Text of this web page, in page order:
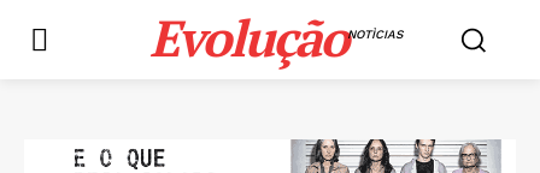
EvoluçãoNOTÌCIAS